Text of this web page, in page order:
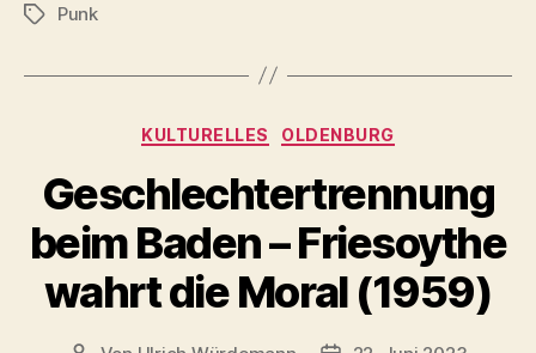
Schlagwörter
Punk
Kategorien
KULTURELLES OLDENBURG
Geschlechtertrennung
beim Baden – Friesoythe
wahrt die Moral (1959)